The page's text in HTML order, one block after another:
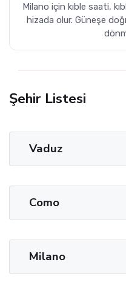
Milano için kıble saati,
hizada olur. Güneşe
Şehir Listesi
Vaduz
Como
Milano